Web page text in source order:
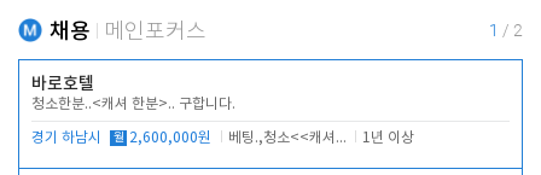
채용 메인포커스 1 / 2
바로호텔
청소한분..<캐셔 한분>.. 구합니다.
경기 하남시 월 2,600,000원 베팅.,청소<<캐셔 모셔봅니다. 1년 이상